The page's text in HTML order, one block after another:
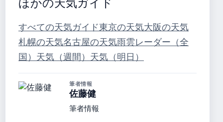
ほかの天気ガイド
すべての天気ガイド東京の天気大阪の天気
札幌の天気名古屋の天気雨雲レーダー（全
国） 天気（週間） 天気（明日）
筆者情報
佐藤健
筆者情報